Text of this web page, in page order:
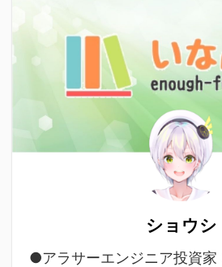
ショウシ
●アラサーエンジニア投資